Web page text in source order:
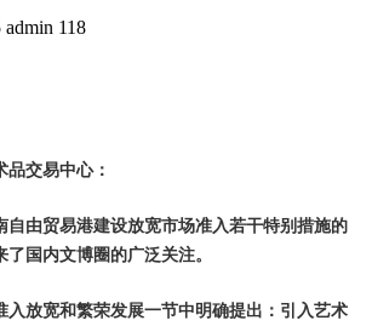
admin 118
交易中心：
自由贸易港建设放宽市场准入若干特别措施的
国内文博圈的广泛关注。
入放宽和繁荣发展一节中明确提出：引入艺术